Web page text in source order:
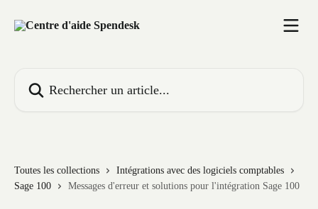
Toutes les collections
Intégrations avec des logiciels comptables
Sage 100
Messages d'erreur et solutions pour l'intégration Sage 100